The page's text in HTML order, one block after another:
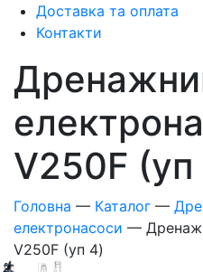
Доставка та оплата
Контакти
V250F (уп
Головна — Каталог —
електронасоси —
V250F (уп 4)